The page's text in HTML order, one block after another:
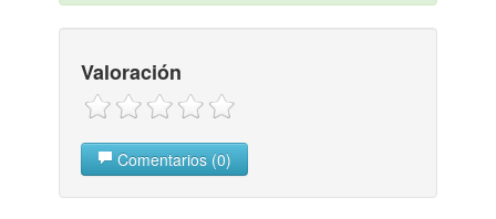
Valoración
Comentarios (0)